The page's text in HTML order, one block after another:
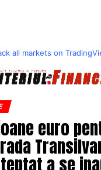
all markets on
euro
a se